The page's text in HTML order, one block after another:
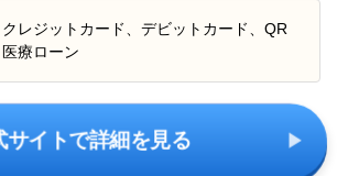
レジットカード、デビットカード、QR
療ローン
サイトで詳細を見る